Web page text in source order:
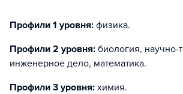
Профили 1 уровня: физика.
Профили 2 уровня: биология, научно-
инженерное дело, математика.
Профили 3 уровня: химия.